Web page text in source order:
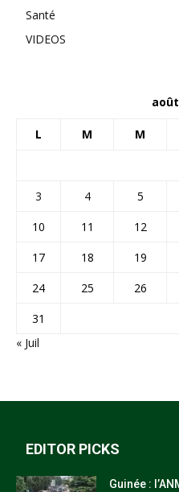
Santé
VIDEOS
L M M
3
4 5
10
11 12
17
18 19
24
25 26
31
« Juil
EDITOR PICKS
Guinée :